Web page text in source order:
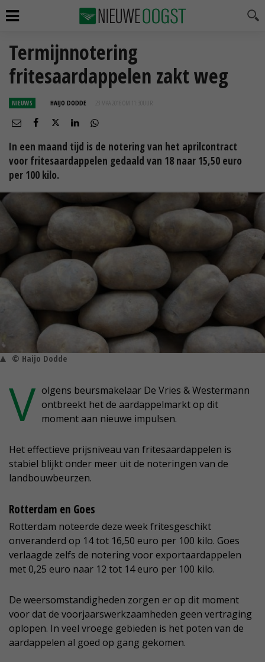
Termijnnotering
fritesaardappelen zakt weg
NIEUWS HAIJO DODDE 23 MAA 2016 OM 11:30
In een maand tijd is de notering van het aprilcontract
voor fritesaardappelen gedaald van 18 naar 15,50 euro
per 100 kilo.
© Haijo Dodde
V olgens beursmakelaar De Vries & Westermann
ontbreekt het de aardappelmarkt op dit
moment aan nieuwe impulsen.
Het effectieve prijsniveau van fritesaardappelen is
stabiel blijkt onder meer uit de noteringen van de
landbouwbeurzen.
Rotterdam en Goes
Rotterdam noteerde deze week fritesgeschikt
onveranderd op 14 tot 16,50 euro per 100 kilo. Goes
verlaagde zelfs de notering voor exportaardappelen
met 0,25 euro naar 12 tot 14 euro per 100 kilo.
De weersomstandigheden zorgen er op dit moment
voor dat de voorjaarswerkzaamheden geen vertraging
oplopen. In veel vroege gebieden is het poten van de
aardappelen al goed op gang gekomen.